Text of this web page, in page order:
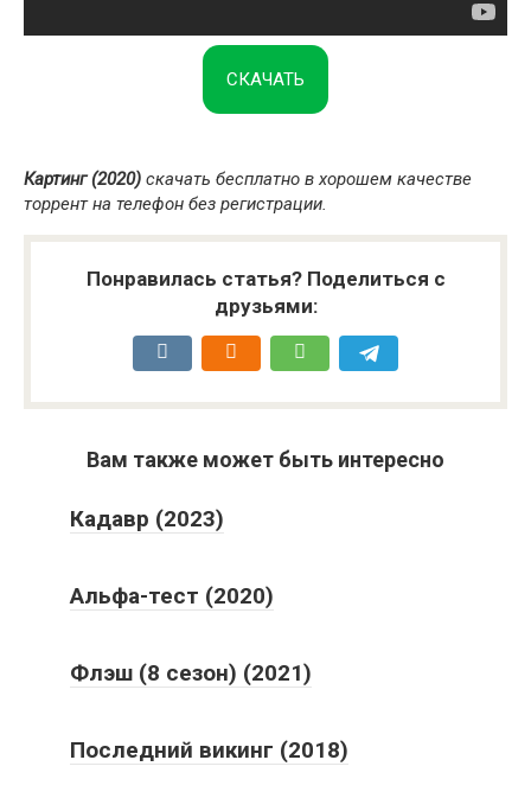
СКАЧАТЬ
Картинг (2020) скачать бесплатно в хорошем качестве
торрент на телефон без регистрации.
Понравилась статья? Поделиться с
друзьями:
Вам также может быть интересно
Кадавр (2023)
Альфа-тест (2020)
Флэш (8 сезон) (2021)
Последний викинг (2018)